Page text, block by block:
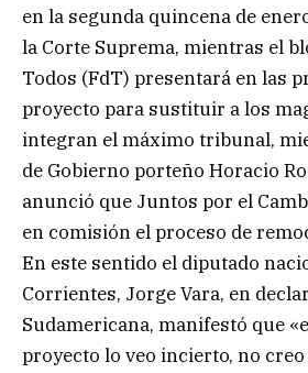
en la segunda quincena de
la Corte Suprema, mientras el
Todos (FdT) presentará en las
proyecto para sustituir a los
integran el máximo tribunal,
de Gobierno porteño Horacio
anunció que Juntos por el
en comisión el proceso de
En este sentido el diputado
Corrientes, Jorge Vara, en
Sudamericana, manifestó que
proyecto lo veo incierto, no